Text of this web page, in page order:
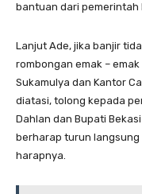
bantuan dari pemerintah
Lanjut Ade, jika banjir
rombongan emak –
Sukamulya dan Kantor
diatasi, tolong kepada
Dahlan dan Bupati
berharap turun langsung
harapnya.